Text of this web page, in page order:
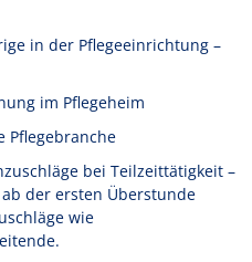
in der Pflegeeinrichtung –
im Pflegeheim
Pflegebranche
bei Teilzeittätigkeit –
der ersten Überstunde
wie